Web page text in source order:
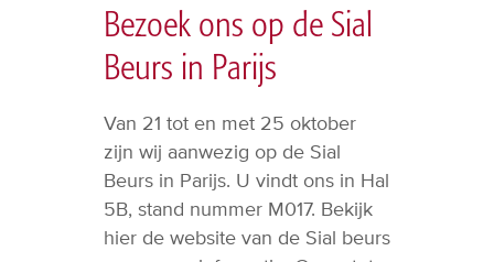
Bezoek ons op de Sial
Beurs in Parijs
Van 21 tot en met 25 oktober
zijn wij aanwezig op de Sial
Beurs in Parijs. U vindt ons in Hal
5B, stand nummer M017. Bekijk
hier de website van de Sial beurs